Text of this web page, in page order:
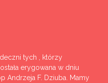
tych , którzy
erygowana w dniu
Andrzeja F. Dziuba. Mamy